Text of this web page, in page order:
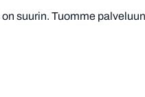
suurin. Tuomme